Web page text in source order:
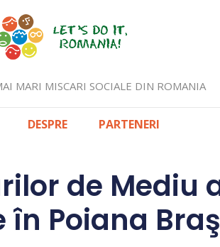
MARI MISCARI SOCIALE DIN ROMANIA
DESPRE PARTENERI
de Mediu
Poiana